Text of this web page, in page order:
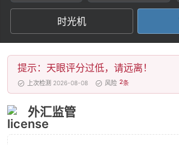
3
4
5
6
7
8
1
2
3
4
5
6
5
6
7
8
9
时光机
提示：天眼评分过低，请远离！
上次检测 2026-08-08 风险 2条
外汇监管